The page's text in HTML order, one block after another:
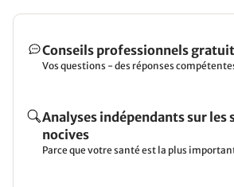
Conseils professionnels
Vos questions - des réponses
Analyses indépendants sur les
nocives
Parce que votre santé est la plus